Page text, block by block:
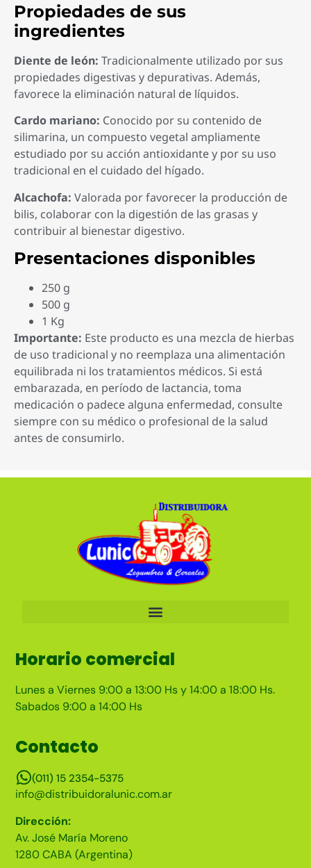
Propiedades de sus
ingredientes
Diente de león: Tradicionalmente utilizado por sus
propiedades digestivas y depurativas. Además,
favorece la eliminación natural de líquidos.
Cardo mariano: Conocido por su contenido de
silimarina, un compuesto vegetal ampliamente
estudiado por su acción antioxidante y por su uso
tradicional en el cuidado del hígado.
Alcachofa: Valorada por favorecer la producción de
bilis, colaborar con la digestión de las grasas y
contribuir al bienestar digestivo.
Presentaciones disponibles
250 g
500 g
1 Kg
Importante: Este producto es una mezcla de hierbas
de uso tradicional y no reemplaza una alimentación
equilibrada ni los tratamientos médicos. Si está
embarazada, en período de lactancia, toma
medicación o padece alguna enfermedad, consulte
siempre con su médico o profesional de la salud
antes de consumirlo.
Horario comercial
Lunes a Viernes 9:00 a 13:00 Hs y 14:00 a 18:00 Hs.
Sabados 9:00 a 14:00 Hs
Contacto
(011) 15 2354-5375
info@distribuidoralunic.com.ar
Dirección:
Av. José María Moreno
1280 CABA (Argentina)